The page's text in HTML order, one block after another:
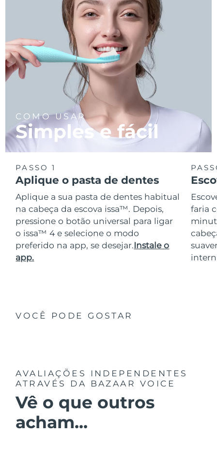
COMO USAR
Simples e fácil
PASSO 1
Aplique o pasta de dentes
Aplique a sua pasta de dentes habitual
na cabeça da escova issa™. Depois,
pressione o botão universal para ligar
o issa™ 4 e selecione o modo
preferido na app, se desejar.Instale o
app.
faria
VOCÊ PODE GOSTAR
AVALIAÇÕES INDEPENDENTES
ATRAVÉS DA BAZAAR VOICE
Vê o que outros
acham...